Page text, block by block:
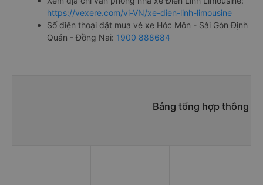
https://vexere.com/vi-VN/xe-dien-linh-limousine
Số điện thoại đặt mua vé xe Hóc Môn - Sài Gòn Định
Quán - Đồng Nai: 1900 888684
Bảng tổng hợp thông